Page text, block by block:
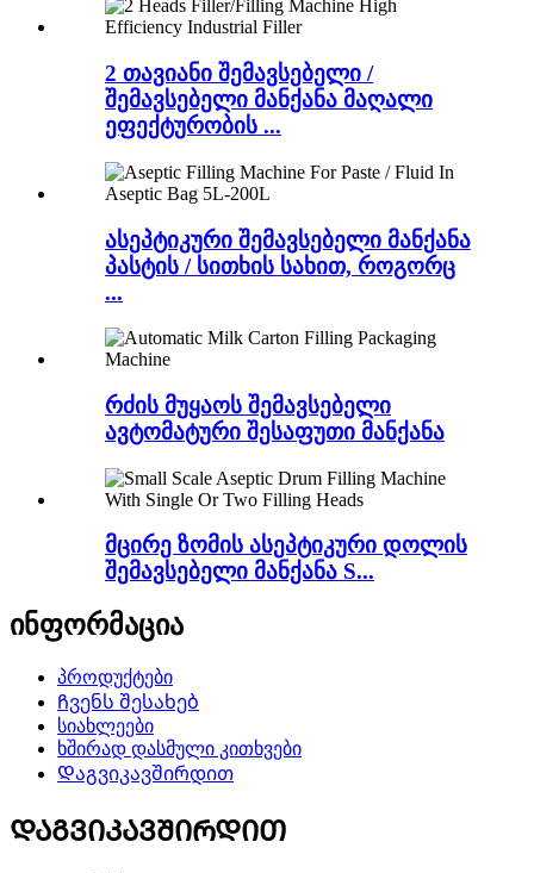
2 თავიანი შემავსებელი /
შემავსებელი მანქანა მაღალი
ეფექტურობის ...
ასეპტიკური შემავსებელი მანქანა
პასტის / სითხის სახით, როგორც
...
რძის მუყაოს შემავსებელი
ავტომატური შესაფუთი მანქანა
მცირე ზომის ასეპტიკური დოლის
შემავსებელი მანქანა S...
ინფორმაცია
პროდუქტები
Ჩვენს შესახებ
სიახლეები
ხშირად დასმული კითხვები
Დაგვიკავშირდით
ᲓᲐᲒᲕᲘᲙᲐᲕᲨᲘᲠᲓᲘᲗ